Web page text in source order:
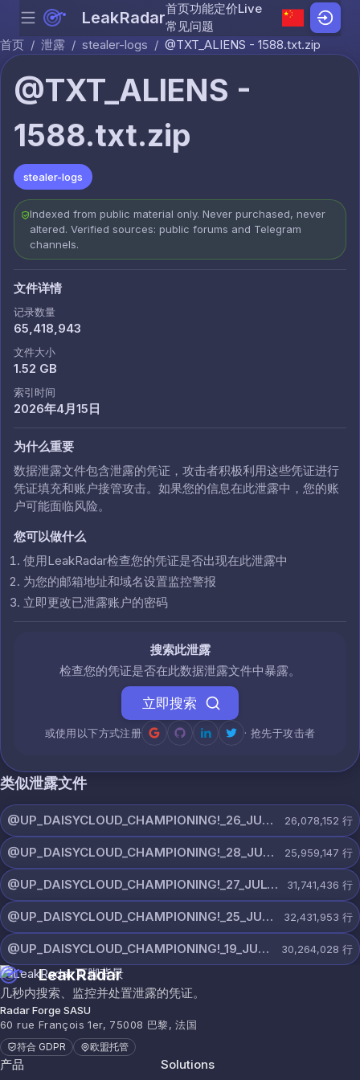
Skip to content
Menu LeakRadar首页功能定价Live
常见问题
首页 / 泄露 / stealer-logs / @TXT_ALIENS - 1588.txt.zip
@TXT_ALIENS -
1588.txt.zip
stealer-logs
Indexed from public material only. Never purchased, never
altered. Verified sources: public forums and Telegram
channels.
文件详情
记录数量
65,418,943
文件大小
1.52 GB
索引时间
2026年4月15日
为什么重要
数据泄露文件包含泄露的凭证，攻击者积极利用这些凭证进行
凭证填充和账户接管攻击。如果您的信息在此泄露中，您的账
户可能面临风险。
您可以做什么
使用LeakRadar检查您的凭证是否出现在此泄露中
为您的邮箱地址和域名设置监控警报
立即更改已泄露账户的密码
搜索此泄露
检查您的凭证是否在此数据泄露文件中暴露。
立即搜索
或使用以下方式注册 · 抢先于攻击者
类似泄露文件
@UP_DAISYCLOUD_CHAMPIONING!_26_JULY_5597_ON_CHANNEL.rar 26,078,152 行
@UP_DAISYCLOUD_CHAMPIONING!_28_JULY_5218_ON_CHANNEL.rar 25,959,147 行
@UP_DAISYCLOUD_CHAMPIONING!_27_JULY_5982_ON_CHANNEL.rar 31,741,436 行
@UP_DAISYCLOUD_CHAMPIONING!_25_JULY_5797_ON_CHANNEL.rar 32,431,953 行
@UP_DAISYCLOUD_CHAMPIONING!_19_JULY_5790_ON_CHANNEL.rar 30,264,028 行
LeakRadar
几秒内搜索、监控并处置泄露的凭证。
Radar Forge SASU
60 rue François 1er, 75008 巴黎, 法国
符合 GDPR 欧盟托管
产品 Solutions